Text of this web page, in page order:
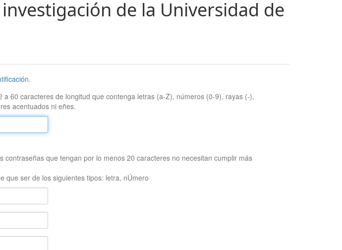
de la Universidad de
.
60 caracteres de longitud que contenga letras (a-Z), números (0-9), rayas (-),
acentuados ni eñes.
contraseñas que tengan por lo menos 20 caracteres no necesitan cumplir más
que ser de los siguientes tipos: letra, nÚmero